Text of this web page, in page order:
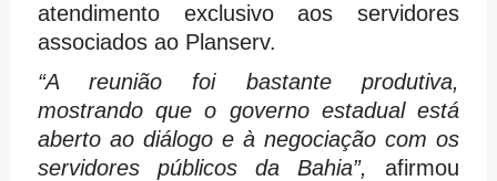
atendimento exclusivo aos servidores
associados ao Planserv.
“A reunião foi bastante produtiva,
mostrando que o governo estadual está
aberto ao diálogo e à negociação com os
servidores públicos da Bahia”, afirmou